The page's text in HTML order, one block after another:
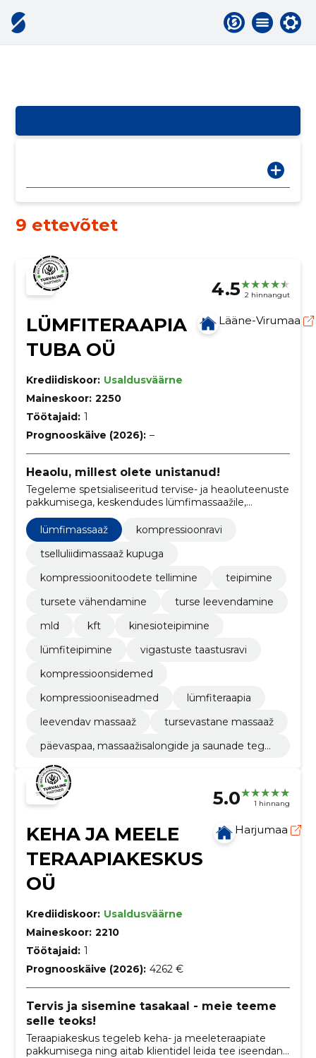
9 ettevõtet
4.5 2 hinnangut
LÜMFITERAAPIA
TUBA OÜ
Lääne-Virumaa
Krediidiskoor: Usaldusväärne
Maineskoor: 2250
Töötajaid: 1
Prognooskäive (2026): –
Heaolu, millest olete unistanud!
Tegeleme spetsialiseeritud tervise- ja heaoluteenuste
pakkumisega, keskendudes lümfimassaažile,
kompressioonravile ning individuaalsele lähenemisele
erinevate terviseseisundite ja probleemide
lahendamisel.
lümfimassaaž
kompressioonravi
tselluliidimassaaž kupuga
kompressioonitoodete tellimine
teipimine
tursete vähendamine
turse leevendamine
mld
kft
kinesioteipimine
lümfiteipimine
vigastuste taastusravi
kompressioonsidemed
kompressiooniseadmed
lümfiteraapia
leevendav massaaž
tursevastane massaaž
päevaspaa, massaažisalongide ja saunade tege
5.0 1 hinnang
KEHA JA MEELE
TERAAPIAKESKUS
OÜ
Harjumaa
Krediidiskoor: Usaldusväärne
Maineskoor: 2210
Töötajaid: 1
Prognooskäive (2026): 4262 €
Tervis ja sisemine tasakaal - meie teeme
selle teoks!
Teraapiakeskus tegeleb keha- ja meeleteraapiate
pakkumisega ning aitab klientidel leida tee iseendani,